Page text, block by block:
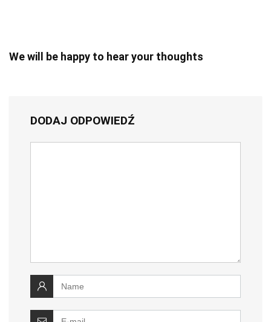
We will be happy to hear your thoughts
DODAJ ODPOWIEDŹ